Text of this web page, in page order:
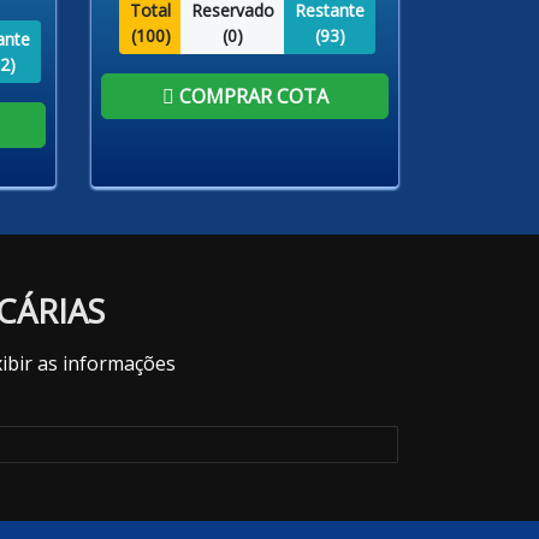
)
Total
(100)
Reservado
(0)
Restante
(93)
COMPRAR COTA
as informações